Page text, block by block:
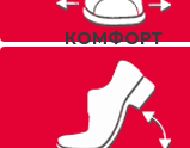
КОМФОРТ